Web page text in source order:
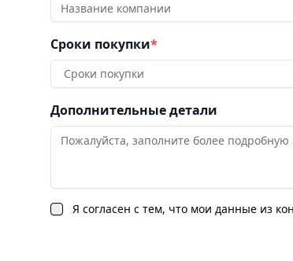
Сроки покупки*
Сроки покупки
Дополнительные детали
Я согласен с тем, что мои данные из